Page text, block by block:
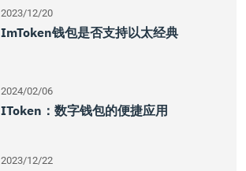
2023/12/20
ImToken钱包是否支持以太经典
2024/02/06
IToken：数字钱包的便捷应用
2023/12/22